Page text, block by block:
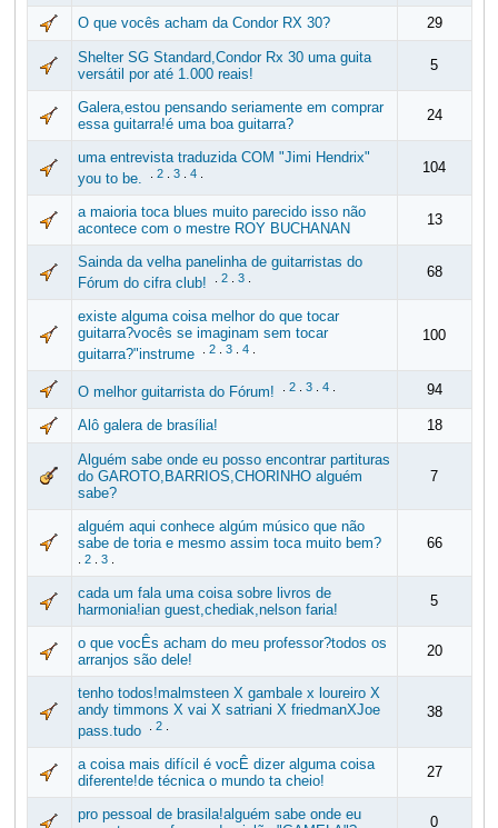
O que vocês acham da Condor RX 30? 29
Shelter SG Standard,Condor Rx 30 uma guita
versátil por até 1.000 reais!
5
Galera,estou pensando seriamente em comprar
essa guitarra!é uma boa guitarra?
24
uma entrevista traduzida COM "Jimi Hendrix"
you to be.
2. 3. 4. 104
a maioria toca blues muito parecido isso não
acontece com o mestre ROY BUCHANAN
13
Sainda da velha panelinha de guitarristas do
Fórum do cifra club!
2. 3. 68
existe alguma coisa melhor do que tocar
guitarra?vocês se imaginam sem tocar
guitarra?"instrume
2. 3. 4.
100
O melhor guitarrista do Fórum! 2. 3. 4. 94
Alô galera de brasília! 18
Alguém sabe onde eu posso encontrar partituras
do GAROTO,BARRIOS,CHORINHO alguém
sabe?
7
alguém aqui conhece algúm músico que não
sabe de toria e mesmo assim toca muito bem?
2. 3.
66
cada um fala uma coisa sobre livros de
harmonia!ian guest,chediak,nelson faria!
5
o que vocÊs acham do meu professor?todos os
arranjos são dele!
20
tenho todos!malmsteen X gambale x loureiro X
andy timmons X vai X satriani X friedmanXJoe
pass.tudo
2.
38
a coisa mais difícil é vocÊ dizer alguma coisa
diferente!de técnica o mundo ta cheio!
27
pro pessoal de brasila!alguém sabe onde eu
0